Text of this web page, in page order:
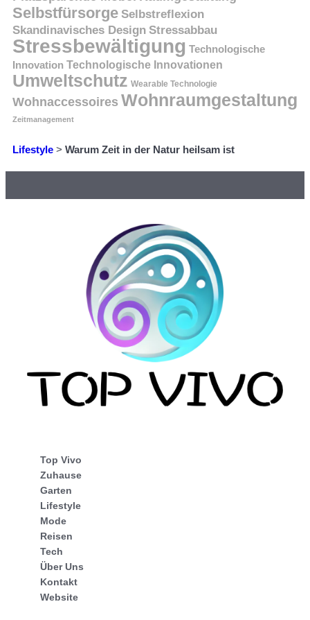
Selbstfürsorge Selbstreflexion
Skandinavisches Design Stressabbau
Stressbewältigung Technologische
Innovation Technologische Innovationen
Umweltschutz Wearable Technologie
Wohnaccessoires Wohnraumgestaltung
Zeitmanagement
Lifestyle > Warum Zeit in der Natur heilsam ist
Top Vivo
Zuhause
Garten
Lifestyle
Mode
Reisen
Tech
Über Uns
Kontakt
Website